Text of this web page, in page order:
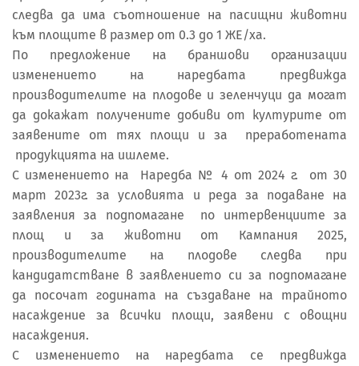
следва да има съотношение на пасищни животни
към площите в размер от 0.3 до 1 ЖЕ/ха.
По предложение на браншови организации
изменението на наредбата предвижда
производителите на плодове и зеленчуци да могат
да докажат получените добиви от културите от
заявените от тях площи и за преработената
продукцията на ишлеме.
С изменението на Наредба № 4 от 2024 г. от 30
март 2023г. за условията и реда за подаване на
заявления за подпомагане по интервенциите за
площ и за животни от Кампания 2025,
производителите на плодове следва при
кандидатстване в заявлението си за подпомагане
да посочат годината на създаване на трайното
насаждение за всички площи, заявени с овощни
насаждения.
С изменението на наредбата се предвижда